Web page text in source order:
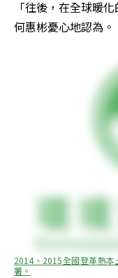
「往後，在全球暖
何惠彬憂心地認為。
2014、2015全國登革熱
署。